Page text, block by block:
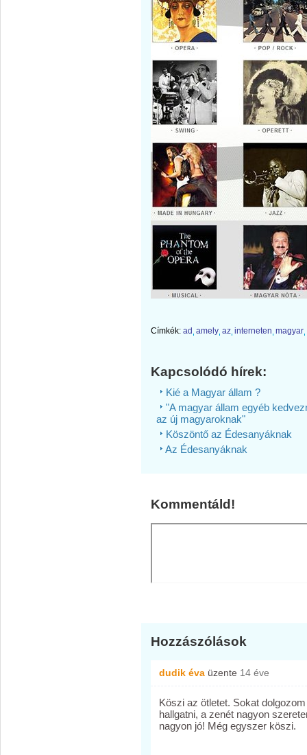
Címkék: ad amely az interneten magyar
Kapcsolódó hírek:
Kié a Magyar állam ?
"A magyar állam egyéb
az új magyaroknak"
Köszöntő az Édesanyáknak
Az Édesanyáknak
Kommentáld!
Hozzászólások
dudik éva üzente 14 éve
Köszi az ötletet. Sokat
hallgatni, a zenét nagyon
nagyon jó! Még egyszer köszi.